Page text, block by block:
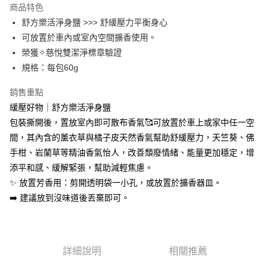
街口支付
悠遊付
全盈+PAY
大哥付你分期
相關說明
【大哥付你分期使用說明】
1.本服務由台灣大哥大提供，台灣大哥大用戶可立即使用無須另外申請。
2.付款方式選擇「大哥付你分期」，訂單成立後會自動跳轉到大哥付的交易
流程，驗證手機門號後，選擇欲分期的期數、繳款截止日，確認付款後即完
成交易。
3.實際核准額度、可分期數及費用金額請依後續交易確認頁面所載為準。
4.訂單成立30分鐘內，如未前往確認交易或遇審核未通過，訂單將自動取
法說明評估內容。
2.透過簡訊連結打開帳單後，可選擇「超商條碼／台灣大直營門市／銀行轉
帳／街口支付／iPASS MONEY」等通路繳費。
AFTEE先享後付
相關說明
【關於「AFTEE先享後付」】
AFTEE先享後付是「在收到商品之後才付款」的支付方式。 讓您購物簡單
便利好安心！
１．簡單：不需註冊會員、不需綁卡、不需儲值。
２．便利：只要手機號碼，簡訊認證，即可結帳。
結帳頁面，進行簡訊認證並確認金額後，即可完成結帳。
❌未開放，選取系統將直接取消訂單❌
商品特色
舒方樂活淨身鹽 >>> 舒緩壓力平衡身心
可放置於車內或室內空間擴香使用。
榮獲✧慈悅雙潔淨標章驗證
規格：每包60g
銷售重點
緩壓好物｜舒方樂活淨身鹽
包裝撕開後，置放室內即可散布香氣🥰可放置於車上或家中任一空
間，其內含的薰衣草與橘子皮天然香氣幫助舒緩壓力，天竺葵、佛
手柑、岩蘭草等精油香氣怡人，改善頹廢情緒、能量更加穩定，增
添平和感、緩解緊張，幫助減輕焦慮。
✨ 放置芳香用：剪開透明袋一小孔，或放置於擴香器皿。
➡️ 建議放到沒味道後丟棄即可。
詳細說明 相關推薦